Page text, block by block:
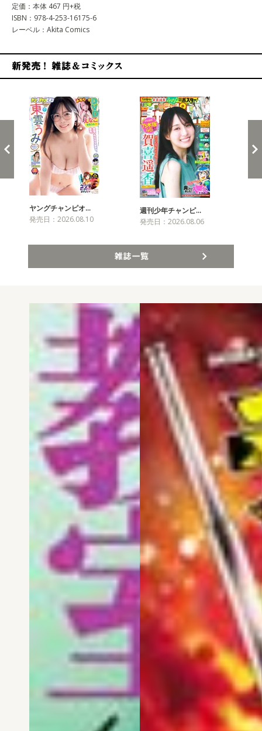
定価：本体 467 円+税
ISBN：978-4-253-16175-6
レーベル：Akita Comics
ヤングチャンピオ…
発売日：2026.08.10
週刊少年チャンピ…
発売日：2026.08.06